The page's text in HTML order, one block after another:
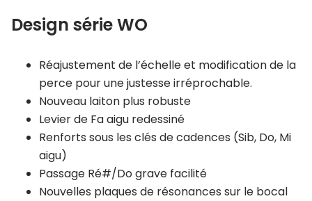
Design série WO
Réajustement de l’échelle et modification de la
perce pour une justesse irréprochable.
Nouveau laiton plus robuste
Levier de Fa aigu redessiné
Renforts sous les clés de cadences (Sib, Do, Mi
aigu)
Passage Ré#/Do grave facilité
Nouvelles plaques de résonances sur le bocal